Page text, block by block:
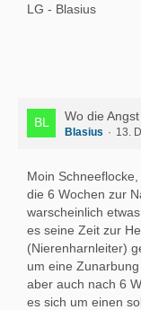
LG - Blasius
Wo die
Blasius 13.
Moin Schneeflocke,
die 6 Wochen zur
warscheinlich
es seine Zeit zur
(Nierenharnleiter)
um eine
aber auch nach 6
es sich um einen